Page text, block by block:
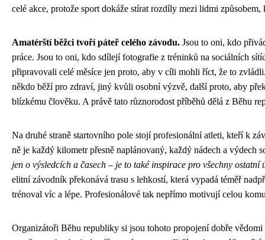
celé akce, protože sport dokáže stírat rozdíly mezi lidmi
Amatérští běžci tvoří páteř celého závodu. Jsou to oni, kdo
práce. Jsou to oni, kdo sdílejí fotografie z tréninků na sociálních
připravovali celé měsíce jen proto, aby v cíli mohli říct, že to
někdo běží pro zdraví, jiný kvůli osobní výzvě, další proto, aby
blízkému člověku. A právě tato různorodost příběhů dělá z Běhu
Na druhé straně startovního pole stojí profesionální atleti, kteří k
ně je každý kilometr přesně naplánovaný, každý nádech a výdech
jen o výsledcích a časech – je to také inspirace pro všechny ostatní
elitní závodník překonává trasu s lehkostí, která vypadá téměř
trénoval víc a lépe. Profesionálové tak nepřímo motivují celou
Organizátoři Běhu republiky si jsou tohoto propojení dobře